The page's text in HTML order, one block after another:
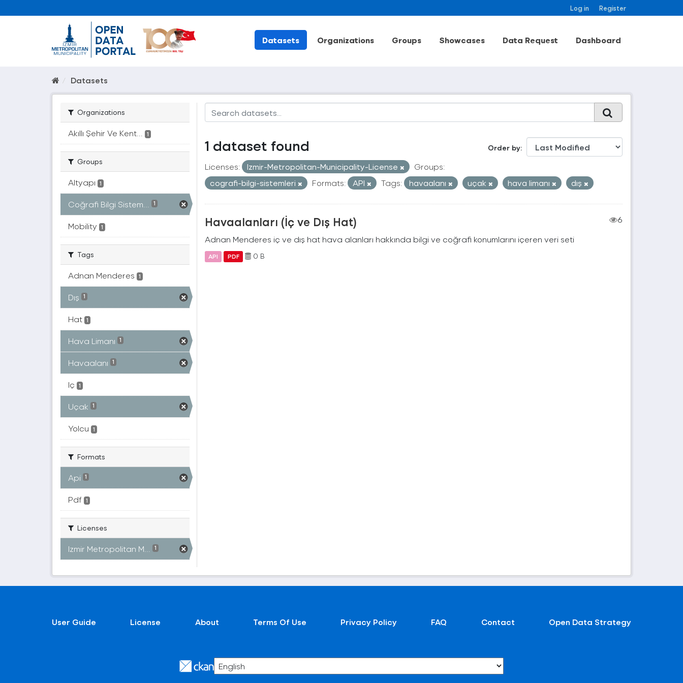
Log in Register
Datasets Organizations Groups Showcases Data Request Dashboard
Datasets
Organizations
Akıllı Şehir Ve Kent... 1
Groups
Altyapı 1
Coğrafi Bilgi Sistem... 1
Mobility 1
Tags
Adnan Menderes 1
Dış 1
Hat 1
Hava Limanı 1
Havaalanı 1
Iç 1
Uçak 1
Yolcu 1
Formats
Api 1
Pdf 1
Licenses
Izmir Metropolitan M... 1
Order by
1 dataset found
Licenses: Izmir-Metropolitan-Municipality-License
Groups:
cografi-bilgi-sistemleri
Formats: API Tags: havaalanı uçak hava limanı dış
Havaalanları (İç ve Dış Hat)
6
Adnan Menderes iç ve dış hat hava alanları hakkında bilgi ve coğrafi konumlarını içeren veri seti
API PDF 0 B
User Guide License About Terms Of Use Privacy Policy FAQ Contact Open Data Strategy